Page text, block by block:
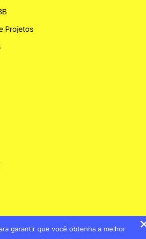
Projetos
garantir que você obtenha a melhor